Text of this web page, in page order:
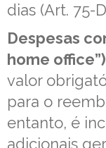
dias (Art. 75-
Despesas
home
valor
para o
entanto, é
adicionais